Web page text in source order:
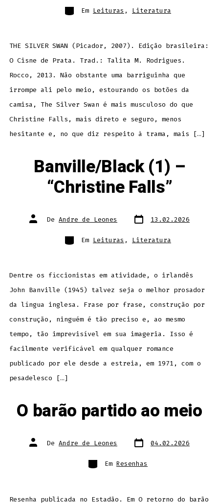
Categorias
Em Leituras , Literatura
THE SILVER SWAN (Picador, 2007). Edição brasileira:
O Cisne de Prata. Trad.: Talita M. Rodrigues.
Rocco, 2013. Não obstante uma barriguinha que
irrompe ali pelo meio, estourando os botões da
camisa, The Silver Swan é mais musculoso do que
Christine Falls, mais direto e seguro, menos
hesitante e, no que diz respeito à trama, mais […]
Banville/Black (1) –
“Christine Falls”
Autor
do De Andre de Leones Data
do
13.02.2026
Categorias
Em Leituras , Literatura
Dentre os ficcionistas em atividade, o irlandês
John Banville (1945) talvez seja o melhor prosador
da língua inglesa. Frase por frase, construção por
construção, ninguém é tão preciso e, ao mesmo
tempo, tão imprevisível em sua imageria. Isso é
facilmente verificável em qualquer romance
publicado por ele desde a estreia, em 1971, com o
pesadelesco […]
O barão partido ao meio
Autor
do De Andre de Leones Data
do
04.02.2026
Categorias
Em Resenhas
Resenha publicada no Estadão. Em O retorno do barão